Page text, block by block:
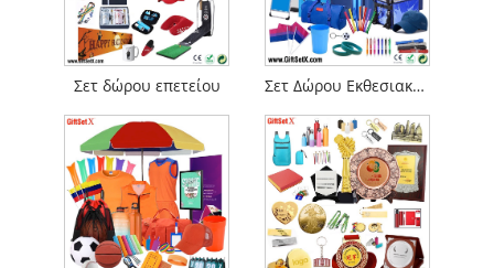
Σετ δώρου επετείου Σετ Δώρου Εκθεσιακής Εκδήλωσης